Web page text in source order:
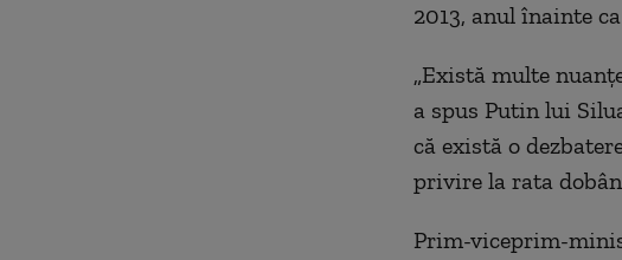
2013, anul înainte
„Există multe
a spus Putin lui
că există o
privire la rata
Prim-viceprim-